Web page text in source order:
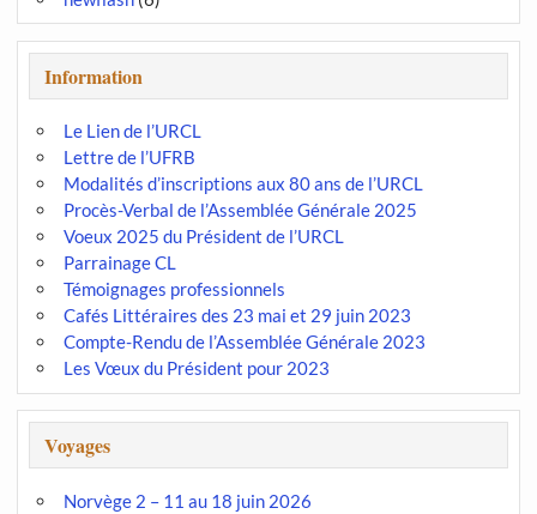
Information
Le Lien de l’URCL
Lettre de l’UFRB
Modalités d’inscriptions aux 80 ans de l’URCL
Procès-Verbal de l’Assemblée Générale 2025
Voeux 2025 du Président de l’URCL
Parrainage CL
Témoignages professionnels
Cafés Littéraires des 23 mai et 29 juin 2023
Compte-Rendu de l’Assemblée Générale 2023
Les Vœux du Président pour 2023
Voyages
Norvège 2 – 11 au 18 juin 2026